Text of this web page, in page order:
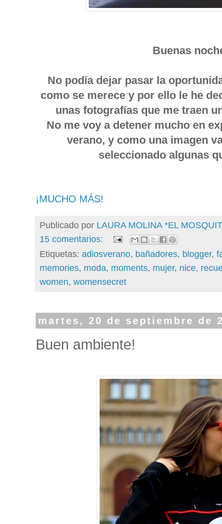
Buenas
No podía dejar pasar la
como se merece y por ello le he
unas fotografías que me traen
No me voy a detener mucho en
verano, y como una imagen
seleccionado algunas
¡MUCHO MÁS!
Publicado por LAURA MOLINA *EL
15 comentarios:
Etiquetas: adiosverano, bañadores, blogger,
memories, moda, moments, mujer, nice,
women, womensecret
martes, 20 de septiembre de
Buen ambiente!